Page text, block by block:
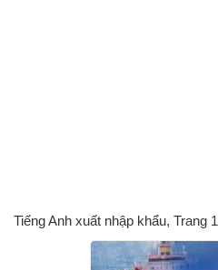
Tiếng Anh xuất nhập khẩu, Trang 1